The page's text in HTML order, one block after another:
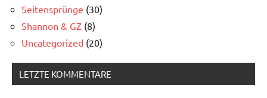
Seitensprünge (30)
Shannon & GZ (8)
Uncategorized (20)
LETZTE KOMMENTARE